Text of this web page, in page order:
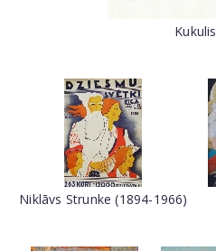
Kukulis
Niklāvs Strunke (1894-1966)